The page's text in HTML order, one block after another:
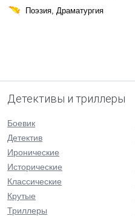
Поэзия, Драматургия
Детективы и триллеры
Боевик
Детектив
Иронические
Исторические
Классические
Крутые
Триллеры